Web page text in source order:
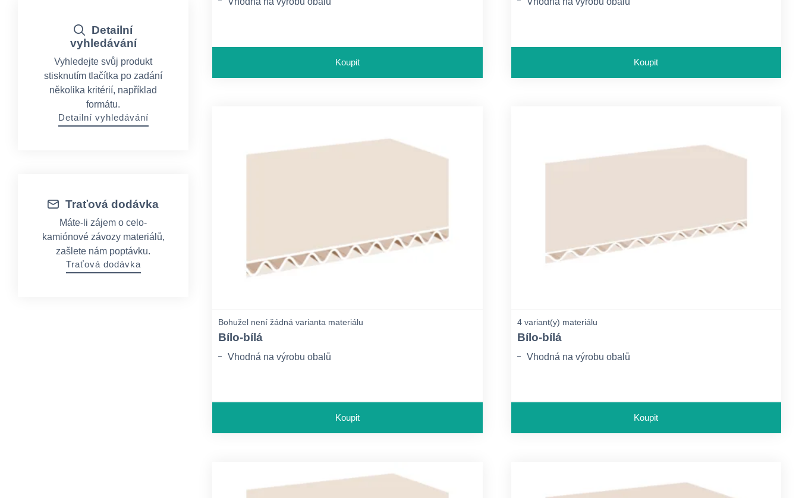
Detailní
vyhledávání
Vyhledejte svůj produkt
stisknutím tlačítka po zadání
několika kritérií, například
formátu.
Detailní vyhledávání
Traťová dodávka
Máte-li zájem o celo-
kamiónové závozy materiálů,
zašlete nám poptávku.
Traťová dodávka
Koupit Koupit
Bohužel není žádná varianta materiálu
Bílo-bílá
Vhodná na výrobu obalů
Koupit
4 variant(y) materiálu
Bílo-bílá
Vhodná na výrobu obalů
Koupit